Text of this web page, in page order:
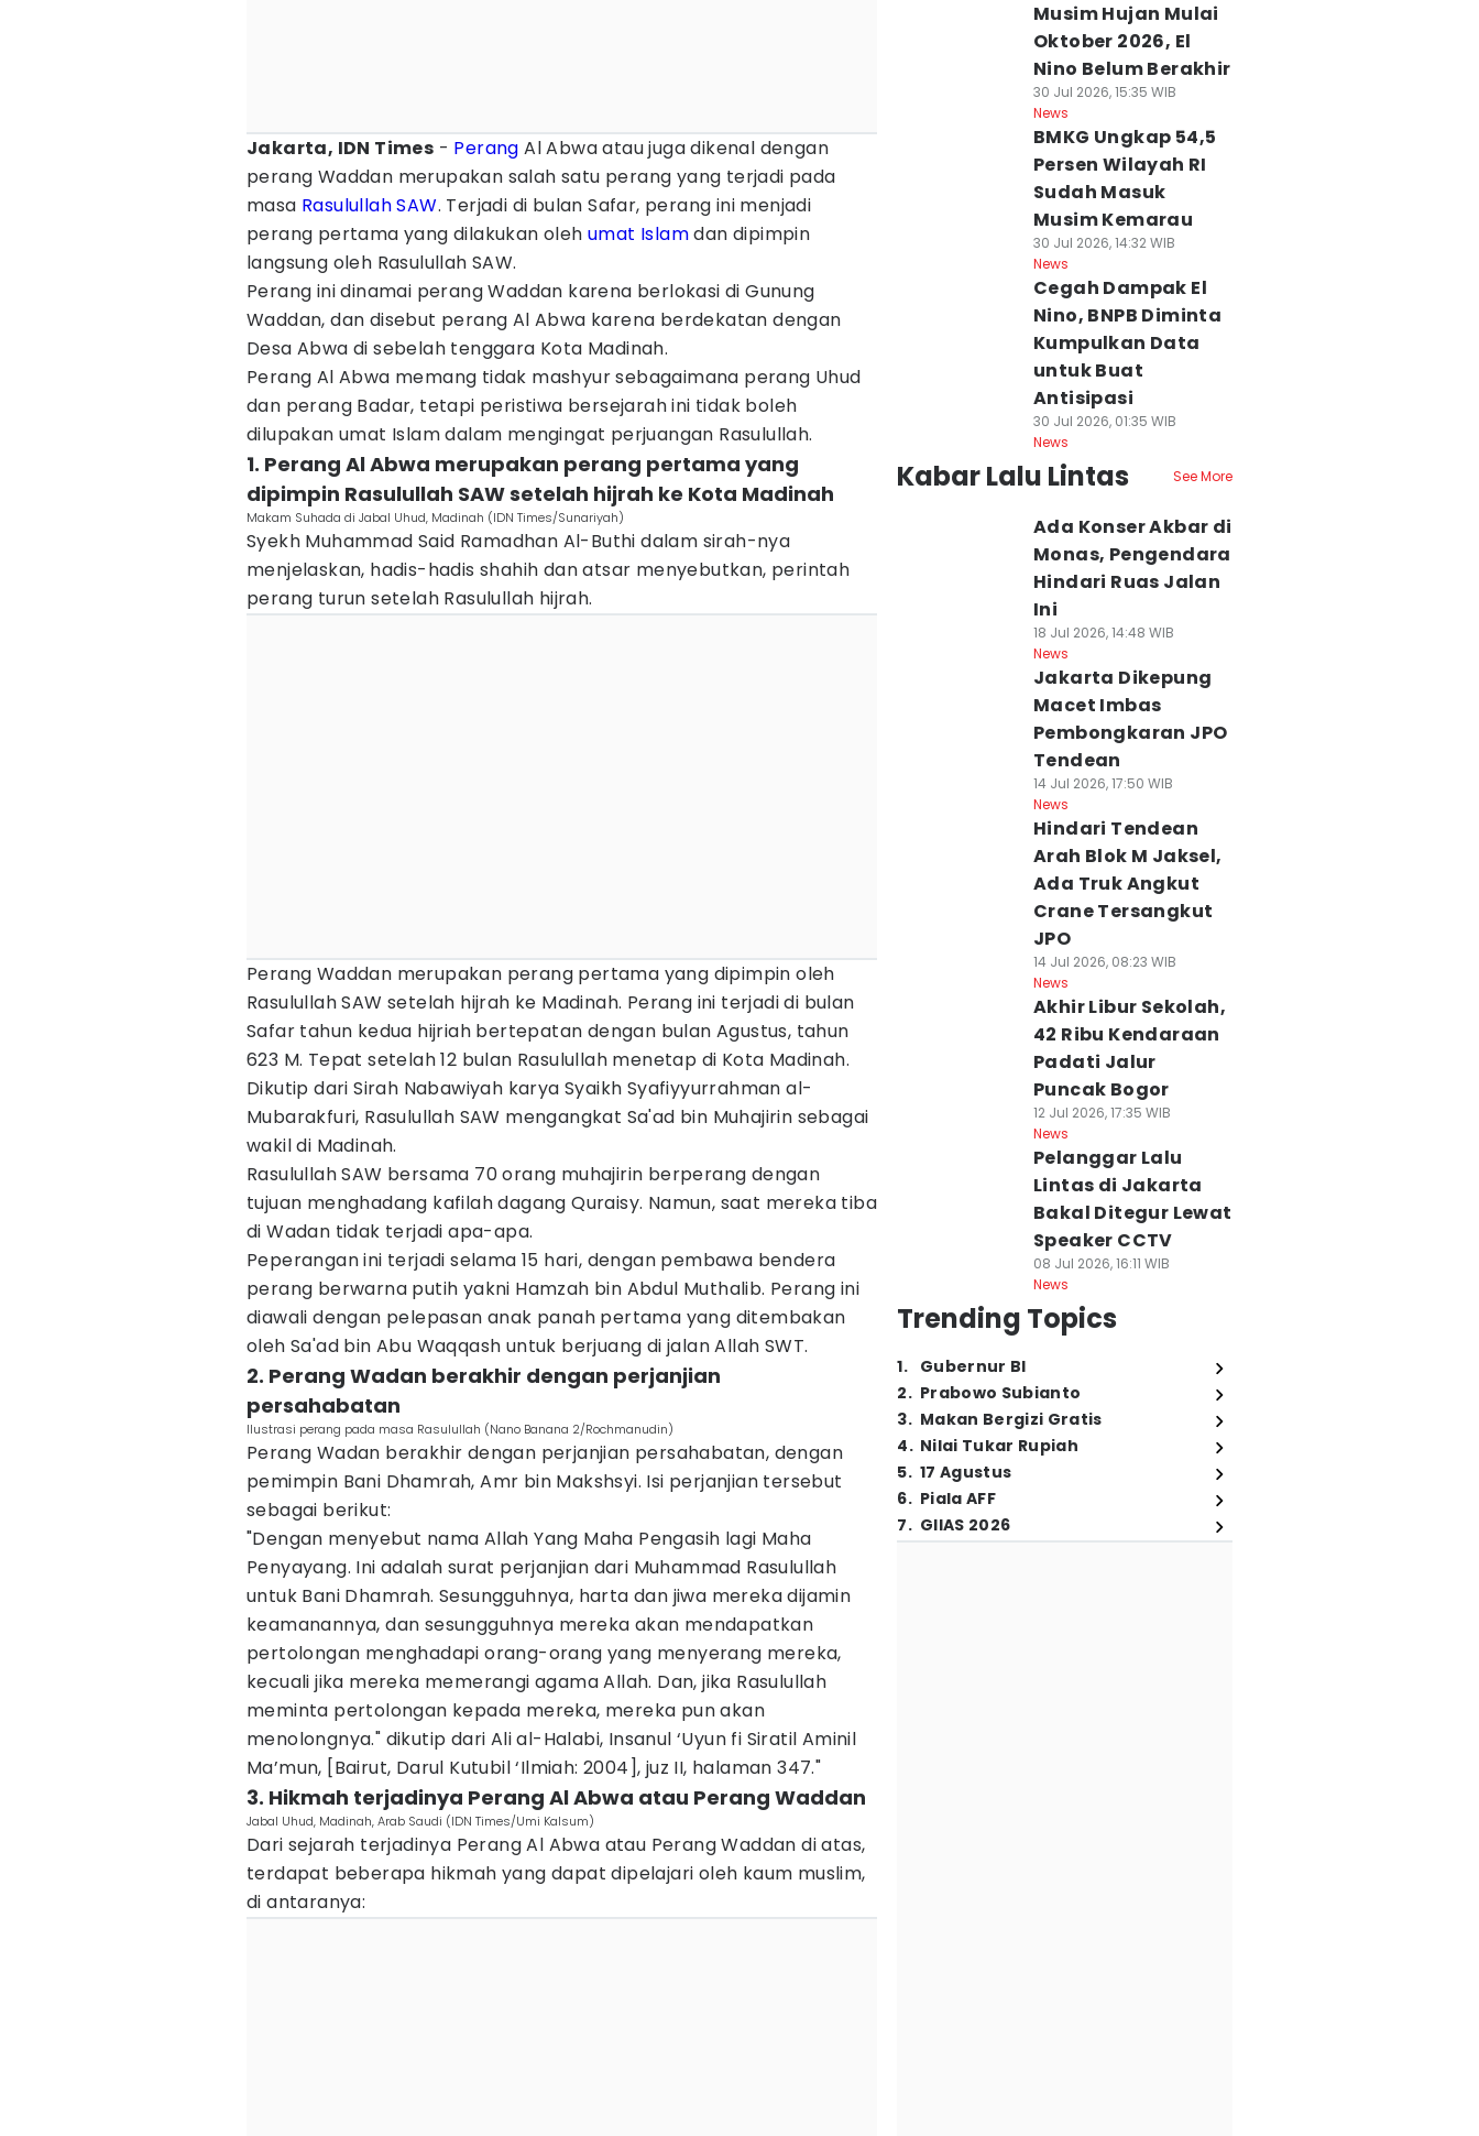
Jakarta, IDN Times - Perang Al Abwa atau juga dikenal dengan
perang Waddan merupakan salah satu perang yang terjadi pada
masa Rasulullah SAW. Terjadi di bulan Safar, perang ini menjadi
perang pertama yang dilakukan oleh umat Islamdan dipimpin
langsung oleh Rasulullah SAW.
Perang ini dinamai perang Waddan karena berlokasi di Gunung
Waddan, dan disebut perang Al Abwa karena berdekatan dengan
Desa Abwa di sebelah tenggara Kota Madinah.
Perang Al Abwa memang tidak mashyur sebagaimana perang Uhud
dan perang Badar, tetapi peristiwa bersejarah ini tidak boleh
dilupakan umat Islam dalam mengingat perjuangan Rasulullah.
1. Perang Al Abwa merupakan perang pertama yang
dipimpin Rasulullah SAW setelah hijrah ke Kota Madinah
Makam Suhada di Jabal Uhud, Madinah (IDN Times/Sunariyah)
Syekh Muhammad Said Ramadhan Al-Buthi dalam sirah-nya
menjelaskan, hadis-hadis shahih dan atsar menyebutkan, perintah
perang turun setelah Rasulullah hijrah.
Perang Waddan merupakan perang pertama yang dipimpin oleh
Rasulullah SAW setelah hijrah ke Madinah. Perang ini terjadi di bulan
Safar tahun kedua hijriah bertepatan dengan bulan Agustus, tahun
623 M. Tepat setelah 12 bulan Rasulullah menetap di Kota Madinah.
Dikutip dari Sirah Nabawiyah karya Syaikh Syafiyyurrahman al-
Mubarakfuri, Rasulullah SAW mengangkat Sa'ad bin Muhajirin sebagai
wakil di Madinah.
Rasulullah SAW bersama 70 orang muhajirin berperang dengan
tujuan menghadang kafilah dagang Quraisy. Namun, saat mereka tiba
di Wadan tidak terjadi apa-apa.
Peperangan ini terjadi selama 15 hari, dengan pembawa bendera
perang berwarna putih yakni Hamzah bin Abdul Muthalib. Perang ini
diawali dengan pelepasan anak panah pertama yang ditembakan
oleh Sa'ad bin Abu Waqqash untuk berjuang di jalan Allah SWT.
2. Perang Wadan berakhir dengan perjanjian
persahabatan
Ilustrasi perang pada masa Rasulullah (Nano Banana 2/Rochmanudin)
Perang Wadan berakhir dengan perjanjian persahabatan, dengan
pemimpin Bani Dhamrah, Amr bin Makshsyi. Isi perjanjian tersebut
sebagai berikut:
"Dengan menyebut nama Allah Yang Maha Pengasih lagi Maha
Penyayang. Ini adalah surat perjanjian dari Muhammad Rasulullah
untuk Bani Dhamrah. Sesungguhnya, harta dan jiwa mereka dijamin
keamanannya, dan sesungguhnya mereka akan mendapatkan
pertolongan menghadapi orang-orang yang menyerang mereka,
kecuali jika mereka memerangi agama Allah. Dan, jika Rasulullah
meminta pertolongan kepada mereka, mereka pun akan
menolongnya." dikutip dari Ali al-Halabi, Insanul ‘Uyun fi Siratil Aminil
Ma’mun, [Bairut, Darul Kutubil ‘Ilmiah: 2004], juz II, halaman 347."
3. Hikmah terjadinya Perang Al Abwa atau Perang Waddan
Jabal Uhud, Madinah, Arab Saudi (IDN Times/Umi Kalsum)
Dari sejarah terjadinya Perang Al Abwa atau Perang Waddan di atas,
terdapat beberapa hikmah yang dapat dipelajari oleh kaum muslim,
di antaranya:
Musim Hujan Mulai
Oktober 2026, El
Nino Belum Berakhir
30 Jul 2026, 15:35 WIB
News
BMKG Ungkap 54,5
Persen Wilayah RI
Sudah Masuk
Musim Kemarau
30 Jul 2026, 14:32 WIB
News
Cegah Dampak El
Nino, BNPB Diminta
Kumpulkan Data
untuk Buat
Antisipasi
30 Jul 2026, 01:35 WIB
News
Kabar Lalu Lintas See More
Ada Konser Akbar di
Monas, Pengendara
Hindari Ruas Jalan
Ini
18 Jul 2026, 14:48 WIB
News
Jakarta Dikepung
Macet Imbas
Pembongkaran JPO
Tendean
14 Jul 2026, 17:50 WIB
News
Hindari Tendean
Arah Blok M Jaksel,
Ada Truk Angkut
Crane Tersangkut
JPO
14 Jul 2026, 08:23 WIB
News
Akhir Libur Sekolah,
42 Ribu Kendaraan
Padati Jalur
Puncak Bogor
12 Jul 2026, 17:35 WIB
News
Pelanggar Lalu
Lintas di Jakarta
Bakal Ditegur Lewat
Speaker CCTV
08 Jul 2026, 16:11 WIB
News
Trending Topics
1. Gubernur BI
2. Prabowo Subianto
3. Makan Bergizi Gratis
4. Nilai Tukar Rupiah
5. 17 Agustus
6. Piala AFF
7. GIIAS 2026